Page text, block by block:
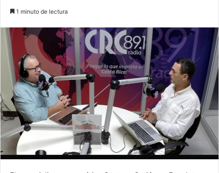
1 minuto de lectura